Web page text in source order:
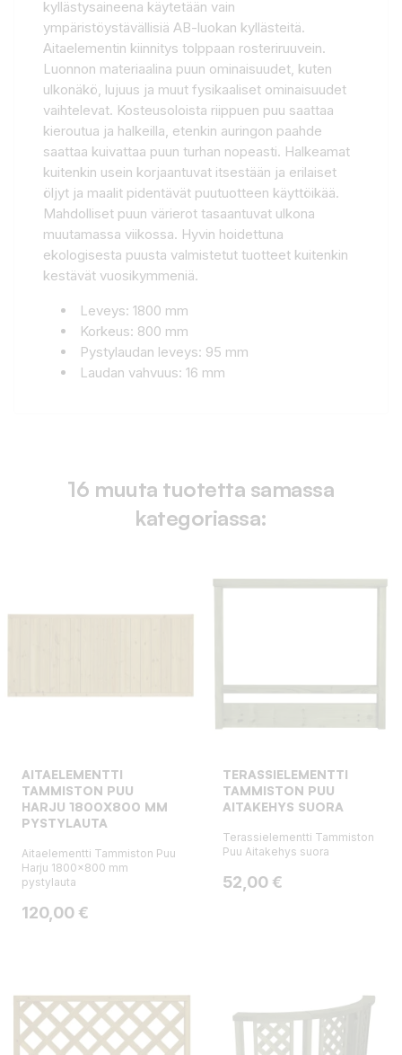
kyllästysaineena käytetään vain
ympäristöystävällisiä AB-luokan kyllästeitä.
Aitaelementin kiinnitys tolppaan rosteriruuvein.
Luonnon materiaalina puun ominaisuudet, kuten
ulkonäkö, lujuus ja muut fysikaaliset ominaisuudet
vaihtelevat. Kosteusoloista riippuen puu saattaa
kieroutua ja halkeilla, etenkin auringon paahde
saattaa kuivattaa puun turhan nopeasti. Halkeamat
kuitenkin usein korjaantuvat itsestään ja erilaiset
öljyt ja maalit ​pidentävät puutuotteen käyttöikää.
Mahdolliset puun värierot tasaantuvat ulkona
muutamassa viikossa. Hyvin hoidettuna
ekologisesta puusta valmistetut tuotteet kuitenkin
kestävät vuosikymmeniä.
Leveys: 1800 mm
Korkeus: 800 mm
Pystylaudan leveys: 95 mm
Laudan vahvuus: 16 mm
16 muuta tuotetta samassa
kategoriassa:
AITAELEMENTTI
TAMMISTON PUU
HARJU 1800X800 MM
PYSTYLAUTA
Aitaelementti Tammiston Puu
Harju 1800x800 mm
pystylauta
Hinta
120,00 €
TERASSIELEMENTTI
TAMMISTON PUU
AITAKEHYS SUORA
Terassielementti Tammiston
Puu Aitakehys suora
Hinta
52,00 €